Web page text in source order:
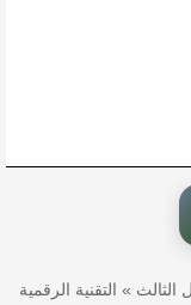
الثالث » التقنية الرقمية